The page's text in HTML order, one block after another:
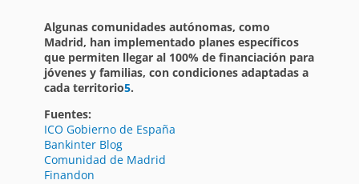
Algunas comunidades autónomas, como
Madrid, han implementado planes específicos
que permiten llegar al 100% de financiación para
jóvenes y familias, con condiciones adaptadas a
cada territorio5.
Fuentes:
ICO Gobierno de España
Bankinter Blog
Comunidad de Madrid
Finandon